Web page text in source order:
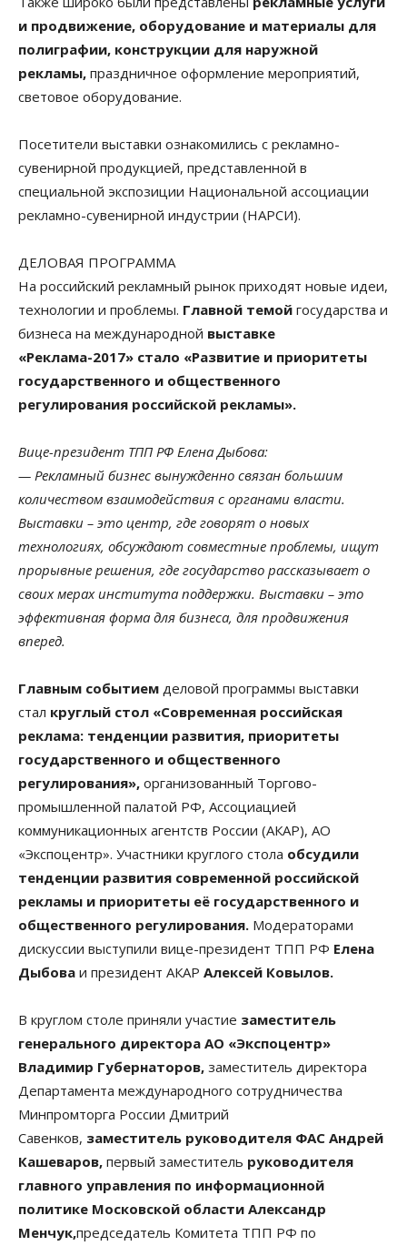
и продвижение, оборудование и материалы для
полиграфии, конструкции для наружной
рекламы, праздничное оформление мероприятий,
световое оборудование.
Посетители выставки ознакомились с рекламно-
сувенирной продукцией, представленной в
специальной экспозиции Национальной ассоциации
рекламно-сувенирной индустрии (НАРСИ).
ДЕЛОВАЯ ПРОГРАММА
На российский рекламный рынок приходят новые идеи,
технологии и проблемы. Главной темой государства и
бизнеса на международной выставке
«Реклама-2017» стало «Развитие и приоритеты
государственного и общественного
регулирования российской рекламы».
Вице-президент ТПП РФ Елена Дыбова:
— Рекламный бизнес вынужденно связан большим
количеством взаимодействия с органами власти.
Выставки – это центр, где говорят о новых
технологиях, обсуждают совместные проблемы, ищут
прорывные решения, где государство рассказывает о
своих мерах института поддержки. Выставки – это
эффективная форма для бизнеса, для продвижения
вперед.
Главным событием деловой программы выставки
стал круглый стол «Современная российская
реклама: тенденции развития, приоритеты
государственного и общественного
регулирования», организованный Торгово-
промышленной палатой РФ, Ассоциацией
коммуникационных агентств России (АКАР), АО
«Экспоцентр». Участники круглого стола обсудили
тенденции развития современной российской
рекламы и приоритеты её государственного и
общественного регулирования. Модераторами
дискуссии выступили вице-президент ТПП РФ Елена
Дыбова и президент АКАР Алексей Ковылов.
В круглом столе приняли участие заместитель
генерального директора АО «Экспоцентр»
Владимир Губернаторов, заместитель директора
Департамента международного сотрудничества
Минпромторга России Дмитрий
Савенков, заместитель руководителя ФАС Андрей
Кашеваров, первый заместитель руководителя
главного управления по информационной
политике Московской области Александр
Менчук,председатель Комитета ТПП РФ по